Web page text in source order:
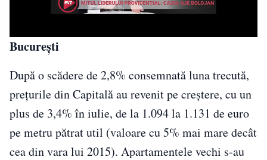
București
După o scădere de 2,8% consemnată luna trecută,
prețurile din Capitală au revenit pe creștere, cu un
plus de 3,4% în iulie, de la 1.094 la 1.131 de euro
pe metru pătrat util (valoare cu 5% mai mare decât
cea din vara lui 2015). Apartamentele vechi s-au